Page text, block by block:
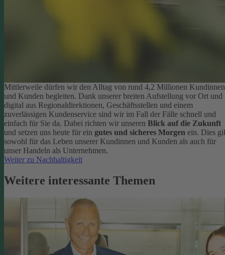
Mittlerweile dürfen wir den Alltag von rund 4,2 Millionen Kundinnen
und Kunden begleiten. Dank unserer breiten Aufstellung vor Ort und
digital aus Regionaldirektionen, Geschäftsstellen und einem
zuverlässigen Kundenservice sind wir im Fall der Fälle schnell und
einfach für Sie da. Dabei richten wir unseren Blick auf die Zukunft
und setzen uns heute für ein gutes und sicheres Morgen ein. Dies
sowohl für das Leben unserer Kundinnen und Kunden als auch für
unser Handeln als Unternehmen.
Weiter zu Nachhaltigkeit
Weitere interessante Themen